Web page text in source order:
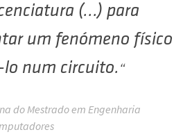
(...) para
um fenómeno físico
num circuito.
do Mestrado em Engenharia